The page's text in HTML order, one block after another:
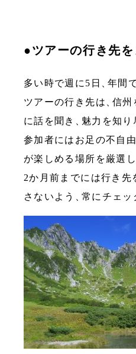
●ツアーの行き先を
多い時で週に5日 、年間
ツアーの行き先は
、信州
に話を聞き
、魅力を知り
参加者にはお足の不自
が楽しめる場所を厳選
2か月前までには行き先
さないよう
、常にチェッ